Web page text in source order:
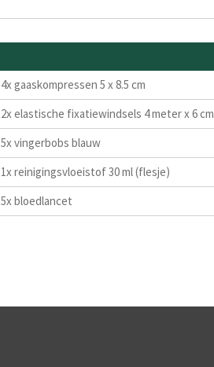
4x gaaskompressen 5 x 8.5 cm
2x elastische fixatiewindsels 4 meter x 6 cm
5x vingerbobs blauw
1x reinigingsvloeistof 30 ml (flesje)
5x bloedlancet